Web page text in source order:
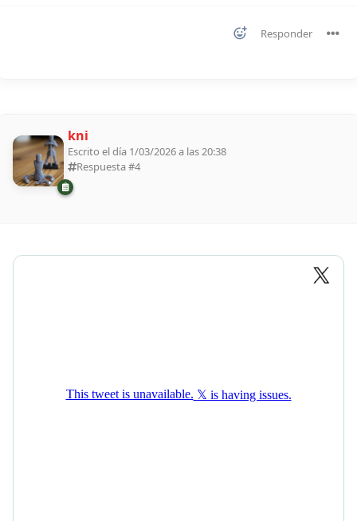
Responder
kni
Escrito el día 1/03/2026 a las 20:38
Respuesta #4